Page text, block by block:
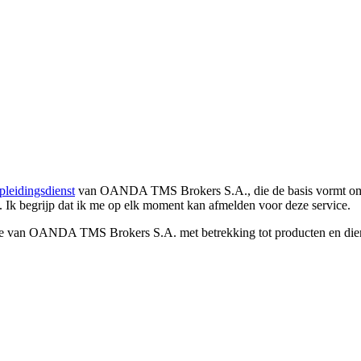
van OANDA TMS Brokers S.A., die de basis vormt
Ik begrijp dat ik me op elk moment kan afmelden voor deze service.
OANDA TMS Brokers S.A. met betrekking tot producten en